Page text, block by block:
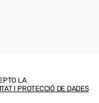
LA
I PROTECCIÓ DE DADES